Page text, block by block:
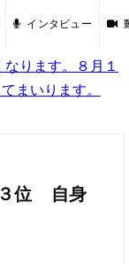
インタビュー
ります。８月１
まいります。
３位 自身